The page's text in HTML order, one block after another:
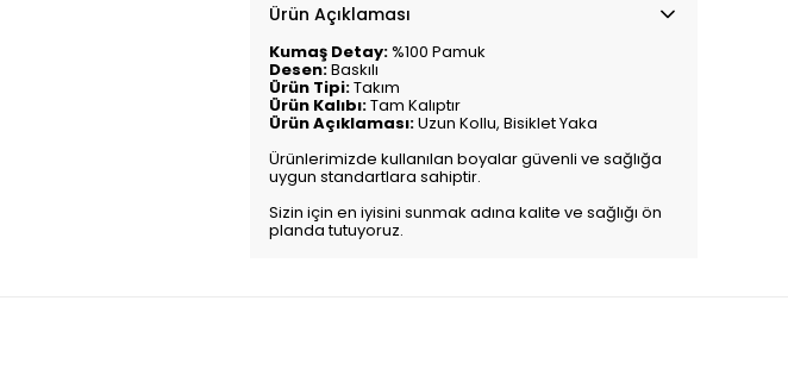
Ürün Açıklaması
Kumaş Detay:%100 Pamuk
Desen:Baskılı
Ürün Tipi:Takım
Ürün Kalıbı:Tam Kalıptır
Ürün Açıklaması:Uzun Kollu, Bisiklet Yaka
Ürünlerimizde kullanılan boyalar güvenli ve sağlığa
uygun standartlara sahiptir.
Sizin için en iyisini sunmak adına kalite ve sağlığı ön
planda tutuyoruz.